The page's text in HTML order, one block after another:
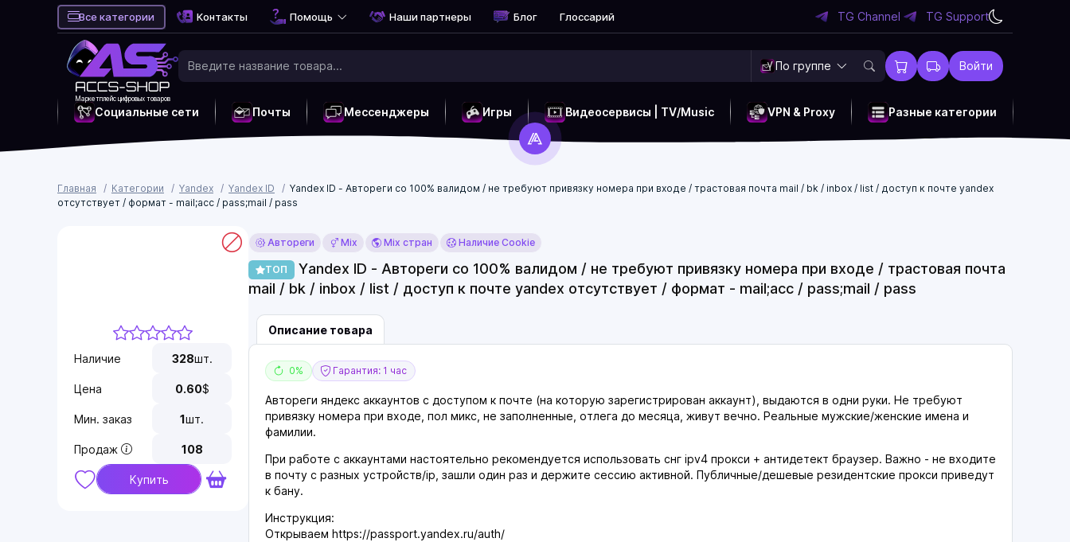
Все категории Контакты Помощь Наши партнеры Блог Глоссарий TG Channel TG Support
Маркетплейс цифровых товаров
По группе Войти
Социальные сети Почты Мессенджеры Игры Видеосервисы | TV/Music VPN & Proxy Разные категории
Главная Категории Yandex Yandex ID
Yandex ID - Автореги со 100% валидом / не требуют привязку номера при входе / трастовая почта mail / bk / inbox / list / доступ к почте yandex
отсутствует / формат - mail;acc / pass;mail / pass
Наличие 328шт.
Цена 0.60$
Мин. заказ 1шт.
Продаж 108
Купить
Автореги Mix Mix стран Наличие Cookie
ТОП
Yandex ID - Автореги со 100% валидом / не требуют привязку номера при входе / трастовая почта
mail / bk / inbox / list / доступ к почте yandex отсутствует / формат - mail;acc / pass;mail / pass
Описание товара
0% Гарантия: 1 час
Автореги яндекс аккаунтов с доступом к почте (на которую зарегистрирован аккаунт), выдаются в одни руки. Не требуют
привязку номера при входе, пол микс, не заполненные, отлега до месяца, живут вечно. Реальные мужские/женские имена и
фамилии.
При работе с аккаунтами настоятельно рекомендуется использовать снг ipv4 прокси + антидетект браузер. Важно - не входите
в почту с разных устройств/ip, зашли один раз и держите сессию активной. Публичные/дешевые резидентские прокси приведут
к бану.
Инструкция:
Открываем https://passport.yandex.ru/auth/